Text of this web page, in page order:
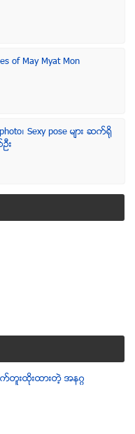
of May Myat Mon
၊ Sexy pose မ်ား ဆက္ရို
း
တူးထိုးထားတဲ့ အနဂၢ